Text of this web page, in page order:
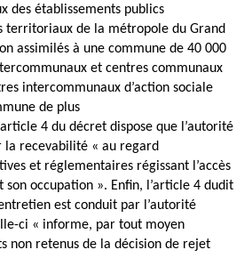
des établissements publics
territoriaux de la métropole du Grand
assimilés à une commune de 40 000
et centres communaux
intercommunaux d’action sociale
de plus
4 du décret dispose que l’autorité
recevabilité « au regard
et réglementaires régissant l’accès
son occupation ». Enfin, l’article 4 dudit
est conduit par l’autorité
ci « informe, par tout moyen
non retenus de la décision de rejet